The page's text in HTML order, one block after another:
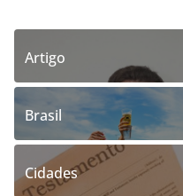
Artigo
Brasil
Cidades